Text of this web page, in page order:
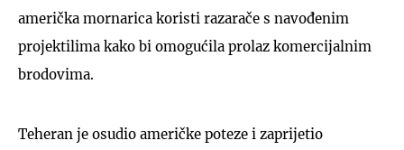
američka mornarica koristi razarače s navođenim
projektilima kako bi omogućila prolaz komercijalnim
brodovima.
Teheran je osudio američke poteze i zaprijetio